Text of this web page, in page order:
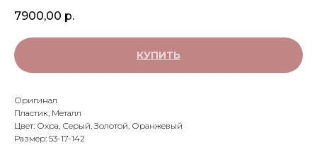
7900,00 р.
КУПИТЬ
Оригинал
Пластик, Металл
Цвет: Охра, Серый, Золотой, Оранжевый
Размер: 53-17-142